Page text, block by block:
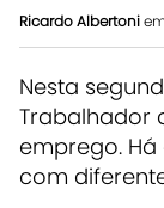
Ricardo Albertoni
Nesta
Trabalhador
emprego.
com